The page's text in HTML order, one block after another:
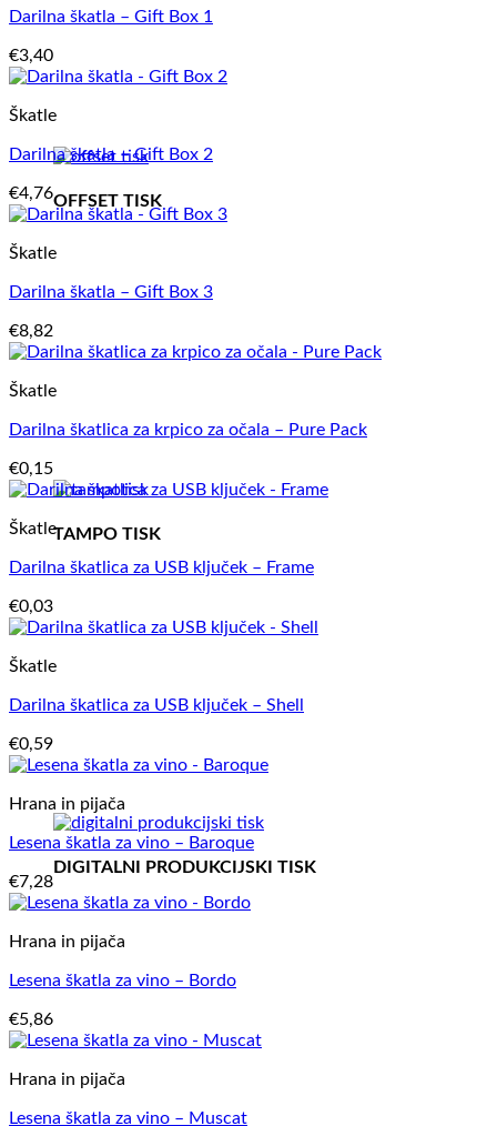
OFFSET TISK
TAMPO TISK
DIGITALNI PRODUKCIJSKI TISK
Darilna škatla – Gift Box 1
€3,40
Škatle
Darilna škatla – Gift Box 2
€4,76
Škatle
Darilna škatla – Gift Box 3
€8,82
Škatle
Darilna škatlica za krpico za očala – Pure Pack
€0,15
Škatle
Darilna škatlica za USB ključek – Frame
€0,03
Škatle
Darilna škatlica za USB ključek – Shell
€0,59
Hrana in pijača
Lesena škatla za vino – Baroque
€7,28
Hrana in pijača
Lesena škatla za vino – Bordo
€5,86
Hrana in pijača
Lesena škatla za vino – Muscat